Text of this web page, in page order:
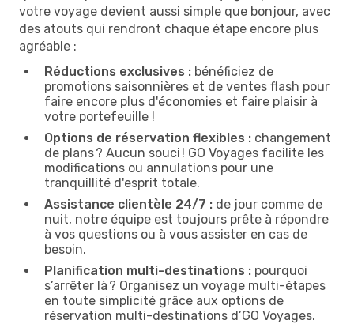
votre voyage devient aussi simple que bonjour, avec
des atouts qui rendront chaque étape encore plus
agréable :
Réductions exclusives : bénéficiez de
promotions saisonnières et de ventes flash pour
faire encore plus d'économies et faire plaisir à
votre portefeuille !
Options de réservation flexibles : changement
de plans ? Aucun souci ! GO Voyages facilite les
modifications ou annulations pour une
tranquillité d'esprit totale.
Assistance clientèle 24/7 : de jour comme de
nuit, notre équipe est toujours prête à répondre
à vos questions ou à vous assister en cas de
besoin.
Planification multi-destinations : pourquoi
s’arrêter là ? Organisez un voyage multi-étapes
en toute simplicité grâce aux options de
réservation multi-destinations d’GO Voyages.